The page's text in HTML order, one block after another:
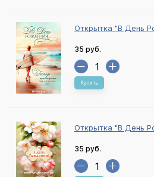
Открытка "В День
35 руб.
Купить
Открытка "В День
35 руб.